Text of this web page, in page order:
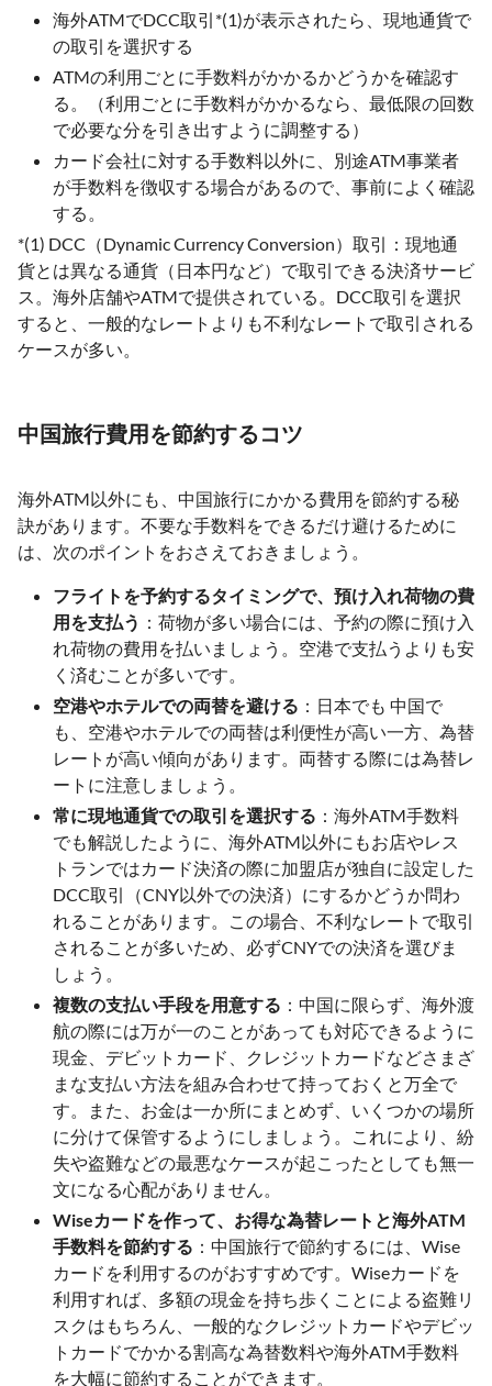
海外ATMでDCC取引*(1)が表示されたら、現地通貨で
の取引を選択する
ATMの利用ごとに手数料がかかるかどうかを確認す
る。（利用ごとに手数料がかかるなら、最低限の回数
で必要な分を引き出すように調整する）
カード会社に対する手数料以外に、別途ATM事業者
が手数料を徴収する場合があるので、事前によく確認
する。
*(1) DCC（Dynamic Currency Conversion）取引：現地通
貨とは異なる通貨（日本円など）で取引できる決済サービ
ス。海外店舗やATMで提供されている。DCC取引を選択
すると、一般的なレートよりも不利なレートで取引される
ケースが多い。
中国旅行費用を節約するコツ
海外ATM以外にも、中国旅行にかかる費用を節約する秘
訣があります。不要な手数料をできるだけ避けるために
は、次のポイントをおさえておきましょう。
フライトを予約するタイミングで、預け入れ荷物の費
用を支払う ：荷物が多い場合には、予約の際に預け入
れ荷物の費用を払いましょう。空港で支払うよりも安
く済むことが多いです。
空港やホテルでの両替を避ける ：日本でも 中国で
も、空港やホテルでの両替は利便性が高い一方、為替
レートが高い傾向があります。両替する際には為替レ
ートに注意しましょう。
常に現地通貨での取引を選択する ：海外ATM手数料
でも解説したように、海外ATM以外にもお店やレス
トランではカード決済の際に加盟店が独自に設定した
DCC取引（CNY以外での決済）にするかどうか問わ
れることがあります。この場合、不利なレートで取引
されることが多いため、必ずCNYでの決済を選びま
しょう。
複数の支払い手段を用意する ：中国に限らず、海外渡
航の際には万が一のことがあっても対応できるように
現金、デビットカード、クレジットカードなどさまざ
まな支払い方法を組み合わせて持っておくと万全で
す。また、お金は一か所にまとめず、いくつかの場所
に分けて保管するようにしましょう。これにより、紛
失や盗難などの最悪なケースが起こったとしても無一
文になる心配がありません。
Wiseカードを作って、お得な為替レートと海外ATM
手数料を節約する ：中国旅行で節約するには、Wise
カードを利用するのがおすすめです。Wiseカードを
利用すれば、多額の現金を持ち歩くことによる盗難リ
スクはもちろん、一般的なクレジットカードやデビッ
トカードでかかる割高な為替数料や海外ATM手数料
を大幅に節約することができます。